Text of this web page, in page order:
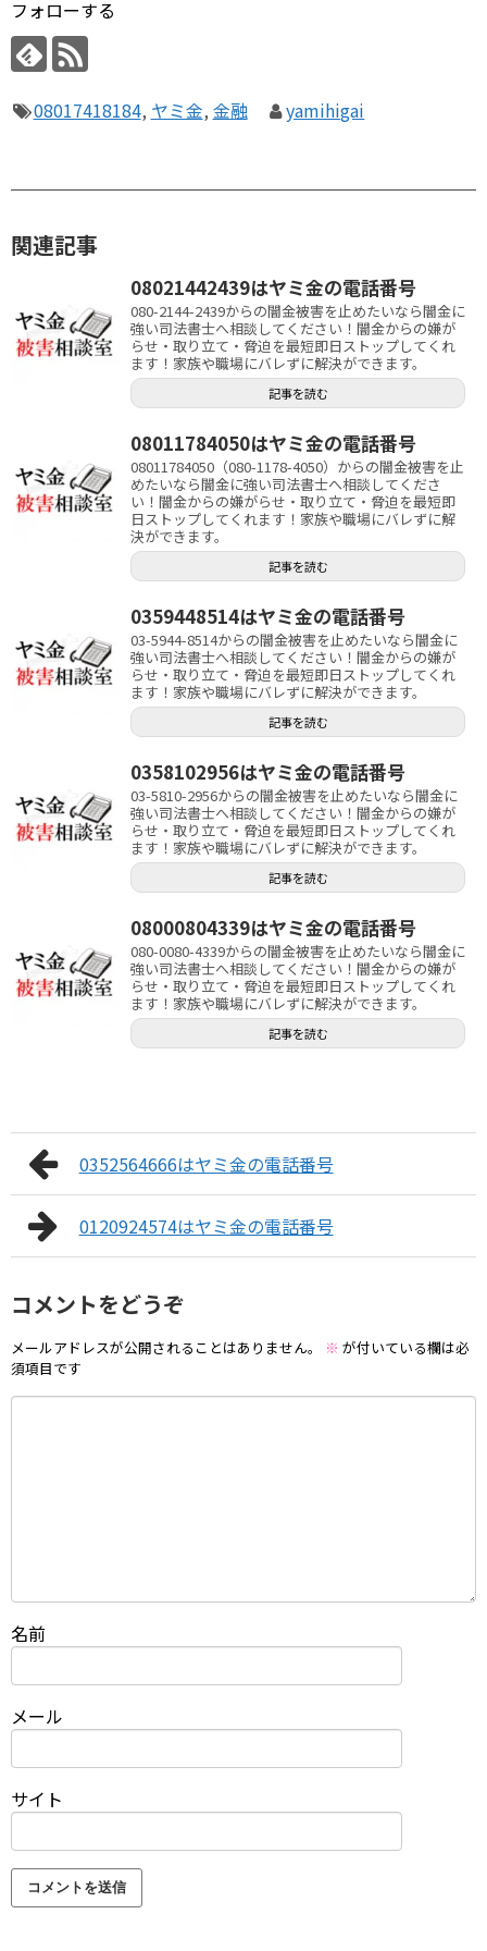
フォローする
08017418184, ヤミ金, 金融 yamihigai
関連記事
08021442439はヤミ金の電話番号
080-2144-2439からの闇金被害を止めたいなら闇金に
強い司法書士へ相談してください！闇金からの嫌が
らせ・取り立て・脅迫を最短即日ストップしてくれ
ます！家族や職場にバレずに解決ができます。
記事を読む
08011784050はヤミ金の電話番号
08011784050（080-1178-4050）からの闇金被害を止
めたいなら闇金に強い司法書士へ相談してくださ
い！闇金からの嫌がらせ・取り立て・脅迫を最短即
日ストップしてくれます！家族や職場にバレずに解
決ができます。
記事を読む
0359448514はヤミ金の電話番号
03-5944-8514からの闇金被害を止めたいなら闇金に
強い司法書士へ相談してください！闇金からの嫌が
らせ・取り立て・脅迫を最短即日ストップしてくれ
ます！家族や職場にバレずに解決ができます。
記事を読む
0358102956はヤミ金の電話番号
03-5810-2956からの闇金被害を止めたいなら闇金に
強い司法書士へ相談してください！闇金からの嫌が
らせ・取り立て・脅迫を最短即日ストップしてくれ
ます！家族や職場にバレずに解決ができます。
記事を読む
08000804339はヤミ金の電話番号
080-0080-4339からの闇金被害を止めたいなら闇金に
強い司法書士へ相談してください！闇金からの嫌が
らせ・取り立て・脅迫を最短即日ストップしてくれ
ます！家族や職場にバレずに解決ができます。
記事を読む
0352564666はヤミ金の電話番号
0120924574はヤミ金の電話番号
コメントをどうぞ
メールアドレスが公開されることはありません。 ※ が付いている欄は必
須項目です
名前
メール
サイト